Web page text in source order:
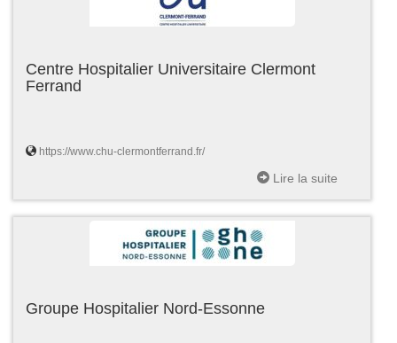
Centre Hospitalier Universitaire Clermont
Ferrand
https://www.chu-clermontferrand.fr/
Lire la suite
Groupe Hospitalier Nord-Essonne